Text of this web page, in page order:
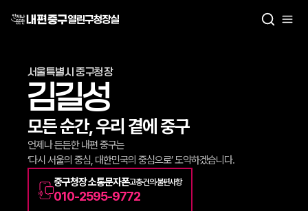
열린구청장실
서울특별시 중구청장
김길성
모든 순간, 우리 곁에 중구
언제나 든든한 내편 중구는
‘다시 서울의 중심, 대한민국의 중심으로’ 도약하겠습니다.
중구청장 소통문자폰고충·건의·불편사항
010-2595-9772